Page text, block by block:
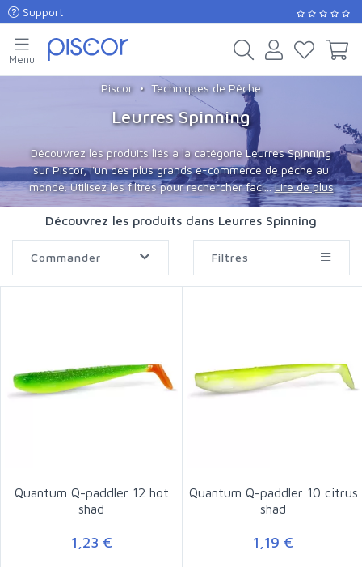
Support
Menu
Piscor Techniques de Pêche
Leurres Spinning
Découvrez les produits liés à la catégorie Leurres Spinning
sur Piscor, l'un des plus grands e-commerce de pêche au
monde. Utilisez les filtres pour rechercher faci... Lire de plus
Découvrez les produits dans Leurres Spinning
Commander Filtres
Quantum Q-paddler 12 hot
shad
1,23 €
Quantum Q-paddler 10 citrus
shad
1,19 €